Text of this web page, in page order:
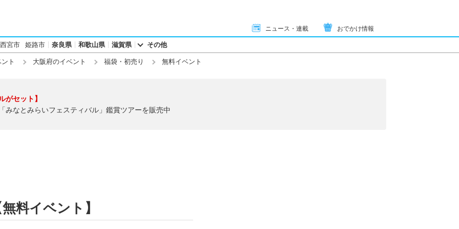
ニュース・連載 おでかけ情報
西宮市 姫路市 奈良県 和歌山県 滋賀県 その他
ト 大阪府のイベント 福袋・初売り 無料イベント
がセット】
みなとみらいフェスティバル」鑑賞ツアーを販売中
料イベント】